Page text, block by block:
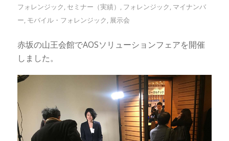
フォレンジック, セミナー（実績） , フォレンジック, マイナンバ
ー, モバイル・フォレンジック, 展示会
赤坂の山王会館でAOSソリューションフェアを開催
しました。